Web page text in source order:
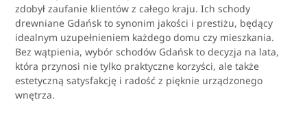
zdobył zaufanie klientów z całego kraju. Ich schody
drewniane Gdańsk to synonim jakości i prestiżu, będący
idealnym uzupełnieniem każdego domu czy mieszkania.
Bez wątpienia, wybór schodów Gdańsk to decyzja na lata,
która przynosi nie tylko praktyczne korzyści, ale także
estetyczną satysfakcję i radość z pięknie urządzonego
wnętrza.